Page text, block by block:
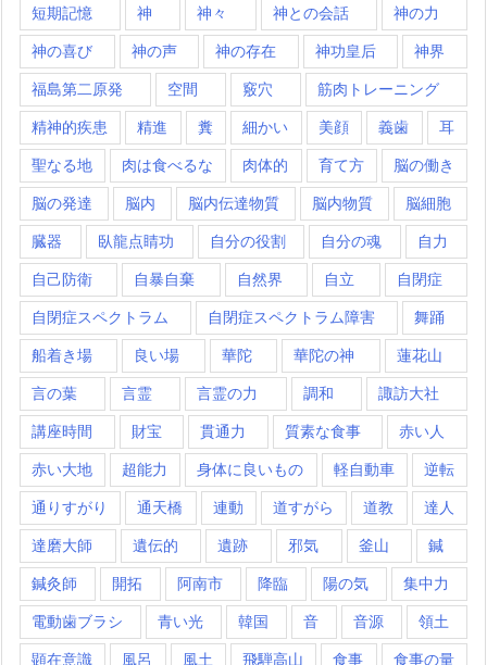
短期記憶 神 神々 神との会話 神の力
神の喜び 神の声 神の存在 神功皇后 神界
福島第二原発 空間 竅穴 筋肉トレーニング
精神的疾患 精進 糞 細かい 美顔 義歯 耳
聖なる地 肉は食べるな 肉体的 育て方 脳の働き
脳の発達 脳内 脳内伝達物質 脳内物質 脳細胞
臓器 臥龍点睛功 自分の役割 自分の魂 自力
自己防衛 自暴自棄 自然界 自立 自閉症
自閉症スペクトラム 自閉症スペクトラム障害 舞踊
船着き場 良い場 華陀 華陀の神 蓮花山
言の葉 言霊 言霊の力 調和 諏訪大社
講座時間 財宝 貫通力 質素な食事 赤い人
赤い大地 超能力 身体に良いもの 軽自動車 逆転
通りすがり 通天橋 連動 道すがら 道教 達人
達磨大師 遺伝的 遺跡 邪気 釜山 鍼
鍼灸師 開拓 阿南市 降臨 陽の気 集中力
電動歯ブラシ 青い光 韓国 音 音源 領土
顕在意識 風呂 風土 飛騨高山 食事 食事の量